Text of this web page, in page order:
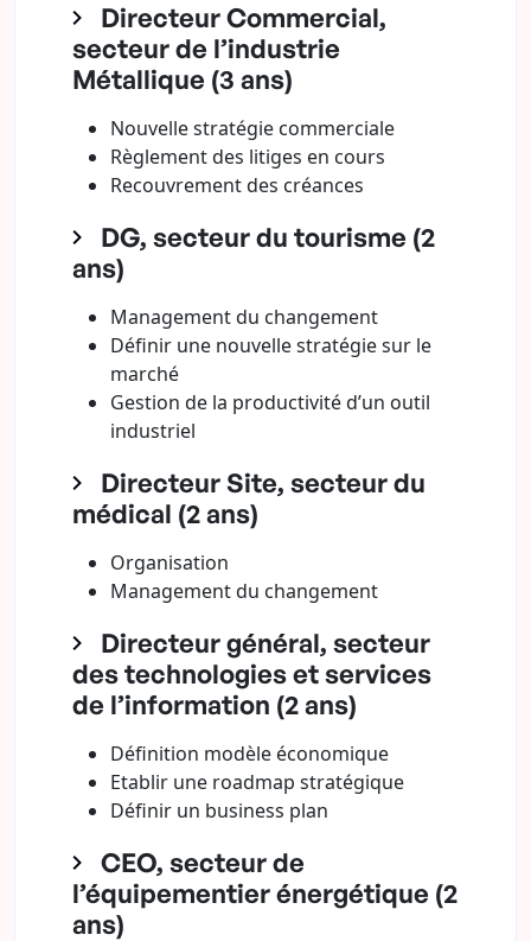
Directeur Commercial,
secteur de l’industrie
Métallique (3 ans)
Nouvelle stratégie commerciale
Règlement des litiges en cours
Recouvrement des créances
DG, secteur du tourisme (2
ans)
Management du changement
Définir une nouvelle stratégie sur le
marché
Gestion de la productivité d’un outil
industriel
Directeur Site, secteur du
médical (2 ans)
Organisation
Management du changement
Directeur général, secteur
des technologies et services
de l’information (2 ans)
Définition modèle économique
Etablir une roadmap stratégique
Définir un business plan
CEO, secteur de
l’équipementier énergétique (2
ans)